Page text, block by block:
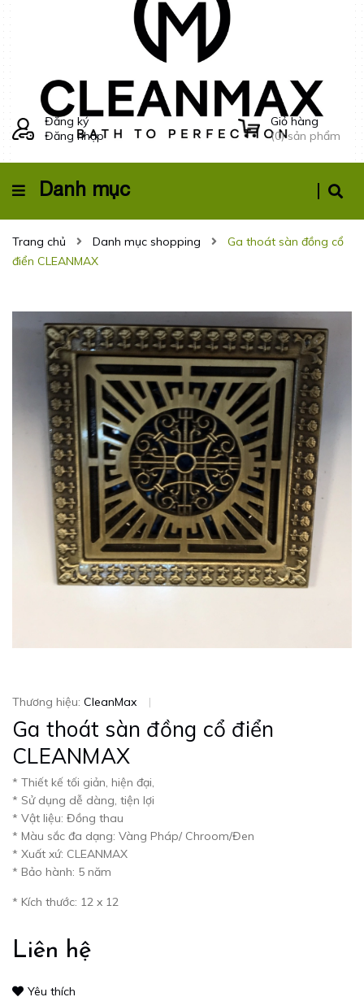
Đăng ký
Đăng nhập
Giỏ hàng
(0) sản phẩm
Danh mục
Trang chủ Danh mục shopping
Ga thoát sàn đồng cổ
điển CLEANMAX
Thương hiệu: CleanMax |
Ga thoát sàn đồng cổ điển
CLEANMAX
* Thiết kế tối giản, hiện đại,
* Sử dụng dễ dàng, tiện lợi
* Vật liệu: Đồng thau
* Màu sắc đa dạng: Vàng Pháp/ Chroom/Đen
* Xuất xứ: CLEANMAX
* Bảo hành: 5 năm
* Kích thước: 12 x 12
Liên hệ
Yêu thích